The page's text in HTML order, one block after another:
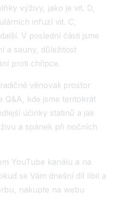
výživy, jako je vit. D,
infuzí vit. C,
V poslední části jsme
a sauny, důležitost
proti chřipce.
věnovali prostor
Q&A, kde jsme tentokrát
účinky statinů a jak
a spánek při nočních
YouTube kanálu a na
se Vám dnešní díl líbil a
nakupte na webu